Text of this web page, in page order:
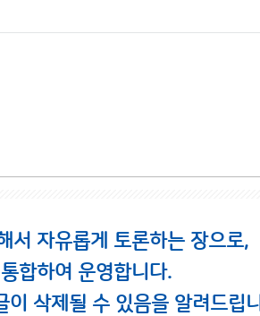
서 자유롭게 토론하는 장으로,
합하여 운영합니다.
삭제될 수 있음을 알려드립